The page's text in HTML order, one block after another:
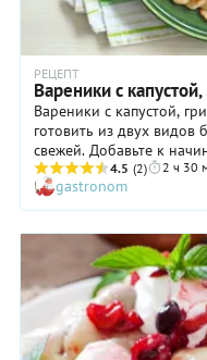
РЕЦЕПТ
Вареники с
Вареники с капустой,
готовить из двух
свежей. Добавьте к
замороженных лесных
придерживаетесь
кусочек подкопченного
— это будут лучшие
пробовали!
фото, следуя которому,
вареники, но и
4.5 (2) 2 ч 30
gastronom